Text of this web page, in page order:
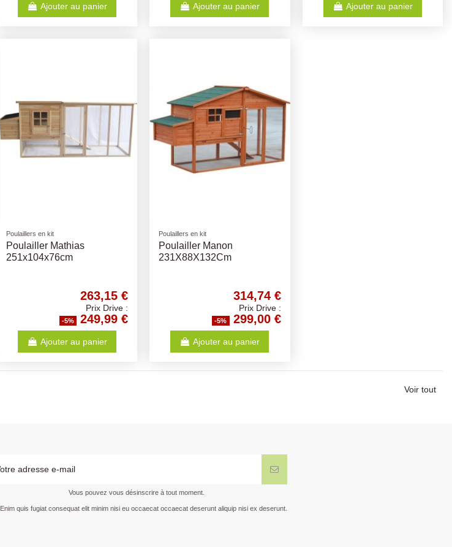
Ajouter au panier Ajouter au panier Ajouter au panier
Poulaillers en kit
Poulailler Mathias
251x104x76cm
263,15 €
Prix Drive :
-5% 249,99 €
Ajouter au panier
Poulaillers en kit
Poulailler Manon
231X88X132Cm
314,74 €
Prix Drive :
-5% 299,00 €
Ajouter au panier
Voir tout
Vous pouvez vous désinscrire à tout moment.
Enim quis fugiat consequat elit minim nisi eu occaecat occaecat deserunt aliquip nisi ex deserunt.